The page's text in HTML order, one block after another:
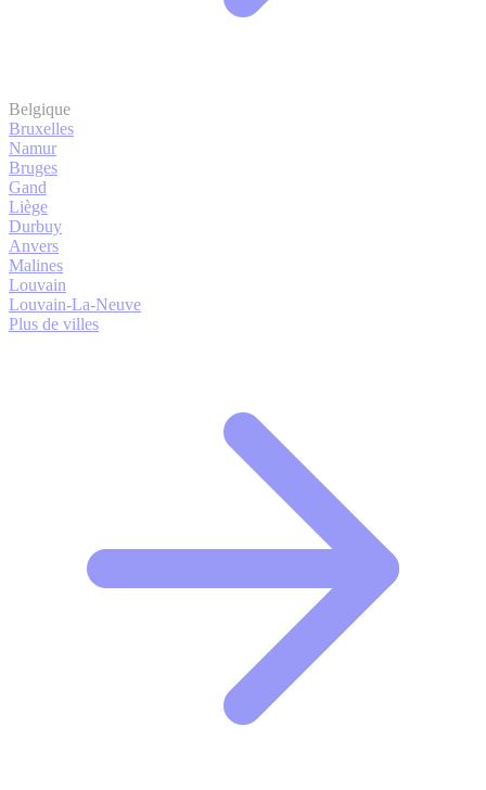
Belgique
Bruxelles
Namur
Bruges
Gand
Liège
Durbuy
Anvers
Malines
Louvain
Louvain-La-Neuve
Plus de villes